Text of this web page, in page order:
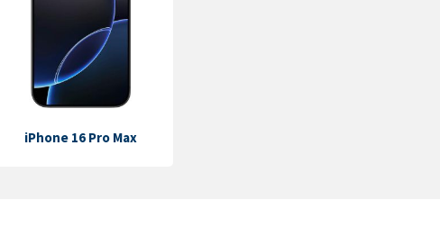
iPhone 16 Pro Max